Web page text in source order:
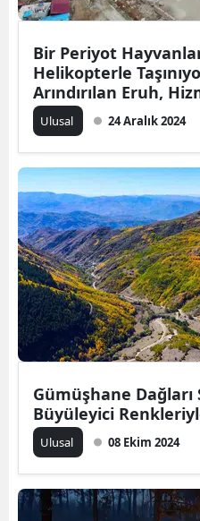
Bir Periyot
Helikopterle
Arındırılan Eruh,
Ulusal 24 Aralık 2024
Gümüşhane Dağları
Büyüleyici
Ulusal 08 Ekim 2024